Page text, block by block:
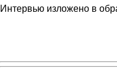
Интервью изложено в